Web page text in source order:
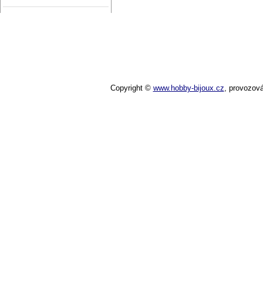
Copyright © www.hobby-bijoux.cz,